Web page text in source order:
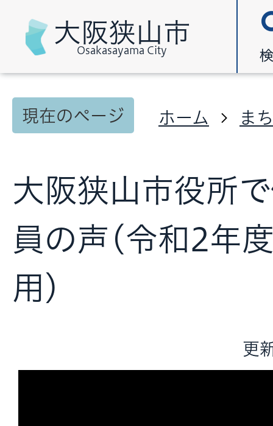
大阪狭山市
Osakasayama City
現在のページ ホーム ま
大阪狭山市役所
員の声(令和2年
用)
更